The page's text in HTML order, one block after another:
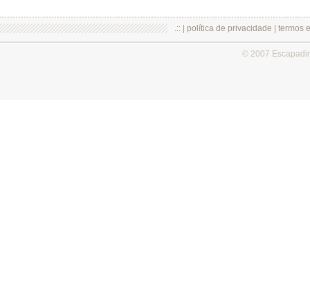
.:: | política de privacidade termos
© 2007